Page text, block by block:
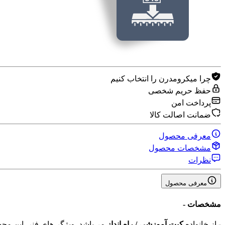
چرا میکرومدرن را انتخاب کنیم
حفظ حریم شخصی
پرداخت امن
ضمانت اصالت کالا
معرفی محصول
مشخصات محصول
نظرات
معرفی محصول
مشخصات -